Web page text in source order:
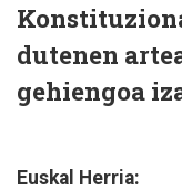
dutenen
gehiengoa
Euskal Herria: